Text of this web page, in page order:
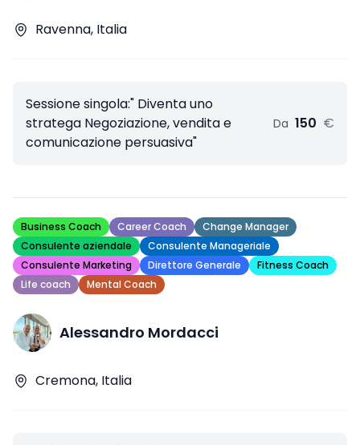
Ravenna, Italia
Sessione singola:" Diventa uno
stratega Negoziazione, vendita e
comunicazione persuasiva"
Da 150 €
Business Coach Career Coach
Change Manager
Consulente aziendale
Consulente Manageriale
Consulente Marketing
Direttore Generale
Fitness Coach
Life coach
Mental Coach
Alessandro Mordacci
Cremona, Italia